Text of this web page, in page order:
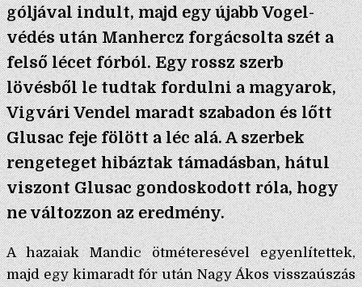
góljával indult, majd egy újabb Vogel-
védés után Manhercz forgácsolta szét a
felső lécet fórból. Egy rossz szerb
lövésből le tudtak fordulni a magyarok,
Vigvári Vendel maradt szabadon és lőtt
Glusac feje fölött a léc alá. A szerbek
rengeteget hibáztak támadásban, hátul
viszont Glusac gondoskodott róla, hogy
ne változzon az eredmény.
A hazaiak Mandic ötméteresével egyenlítettek,
majd egy kimaradt fór után Nagy Ákos visszaúszás